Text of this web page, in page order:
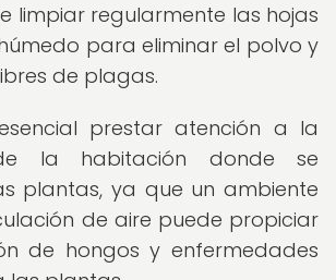
limpiar regularmente las hojas
para eliminar el polvo y
de plagas.
prestar atención a la
la habitación donde se
plantas, ya que un ambiente
de aire puede propiciar
de hongos y enfermedades